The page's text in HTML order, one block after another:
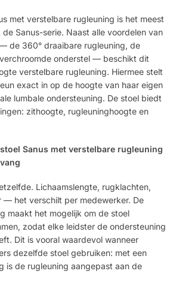
met verstelbare rugleuning is het meest
Sanus-serie. Naast alle voordelen van
de 360° draaibare rugleuning, de
onderstel — beschikt dit
verstelbare rugleuning. Hiermee stelt
exact in op de hoogte van haar eigen
lumbale ondersteuning. De stoel biedt
zithoogte, rugleuninghoogte en
Sanus met verstelbare rugleuning
Lichaamslengte, rugklachten,
— het verschilt per medewerker. De
maakt het mogelijk om de stoel
zodat elke leidster de ondersteuning
Dit is vooral waardevol wanneer
dezelfde stoel gebruiken: met een
is de rugleuning aangepast aan de